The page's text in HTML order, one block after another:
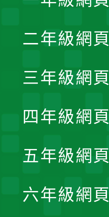
二年級網頁
三年級網頁
四年級網頁
五年級網頁
六年級網頁